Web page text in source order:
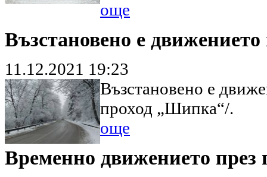
още
Възстановено е
11.12.2021 19:23
Възстановено е
проход „Шипка“/.
още
Временно движението